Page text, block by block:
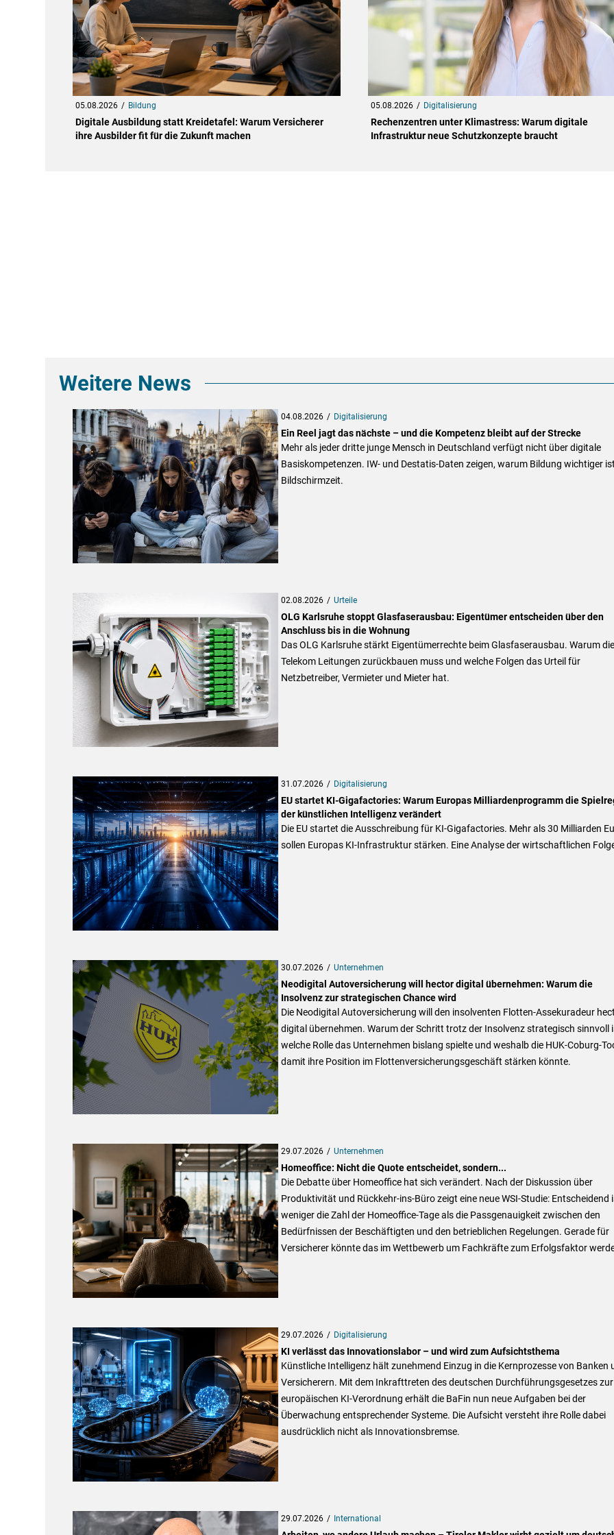
05.08.2026 Bildung
Digitale Ausbildung statt Kreidetafel: Warum Versicherer
ihre Ausbilder fit für die Zukunft machen
05.08.2026 Digitalisierung
Rechenzentren unter Klimastress: Warum digitale
Infrastruktur neue Schutzkonzepte braucht
Weitere News
04.08.2026 Digitalisierung
Ein Reel jagt das nächste – und die Kompetenz bleibt auf der Strecke
Mehr als jeder dritte junge Mensch in Deutschland verfügt nicht über digitale
Basiskompetenzen. IW- und Destatis-Daten zeigen, warum Bildung wichtiger
Bildschirmzeit.
02.08.2026 Urteile
OLG Karlsruhe stoppt Glasfaserausbau: Eigentümer entscheiden über den
Anschluss bis in die Wohnung
Das OLG Karlsruhe stärkt Eigentümerrechte beim Glasfaserausbau. Warum die
Telekom Leitungen zurückbauen muss und welche Folgen das Urteil für
Netzbetreiber, Vermieter und Mieter hat.
31.07.2026 Digitalisierung
EU startet KI-Gigafactories: Warum Europas Milliardenprogramm die
der künstlichen Intelligenz verändert
Die EU startet die Ausschreibung für KI-Gigafactories. Mehr als 30 Milliarden
sollen Europas KI-Infrastruktur stärken. Eine Analyse der wirtschaftlichen
30.07.2026 Unternehmen
Neodigital Autoversicherung will hector digital übernehmen: Warum die
Insolvenz zur strategischen Chance wird
Die Neodigital Autoversicherung will den insolventen Flotten-Assekuradeur
digital übernehmen. Warum der Schritt trotz der Insolvenz strategisch sinnvoll
welche Rolle das Unternehmen bislang spielte und weshalb die HUK-Coburg-
damit ihre Position im Flottenversicherungsgeschäft stärken könnte.
29.07.2026 Unternehmen
Homeoffice: Nicht die Quote entscheidet, sondern...
Die Debatte über Homeoffice hat sich verändert. Nach der Diskussion über
Produktivität und Rückkehr-ins-Büro zeigt eine neue WSI-Studie: Entscheidend
weniger die Zahl der Homeoffice-Tage als die Passgenauigkeit zwischen den
Bedürfnissen der Beschäftigten und den betrieblichen Regelungen. Gerade für
Versicherer könnte das im Wettbewerb um Fachkräfte zum Erfolgsfaktor
29.07.2026 Digitalisierung
KI verlässt das Innovationslabor – und wird zum Aufsichtsthema
Künstliche Intelligenz hält zunehmend Einzug in die Kernprozesse von Banken
Versicherern. Mit dem Inkrafttreten des deutschen Durchführungsgesetzes zur
europäischen KI-Verordnung erhält die BaFin nun neue Aufgaben bei der
Überwachung entsprechender Systeme. Die Aufsicht versteht ihre Rolle dabei
ausdrücklich nicht als Innovationsbremse.
29.07.2026 International